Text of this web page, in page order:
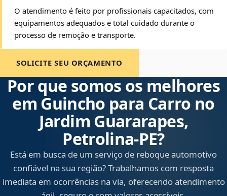
O atendimento é feito por profissionais capacitados, com
equipamentos adequados e total cuidado durante o
processo de remoção e transporte.
SOLICITE SEU ORÇAMENTO
Por que somos os melhores
em Guincho para Carro no
Jardim Guararapes,
Petrolina‑PE?
Está em busca de um serviço de reboque automotivo
confiável na sua região? Trabalhamos com resposta
imediata em ocorrências na via, oferecendo atendimento